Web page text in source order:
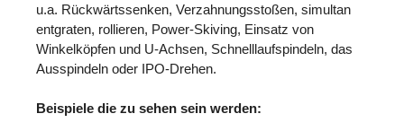
u.a. Rückwärtssenken, Verzahnungsstoßen, simultan
entgraten, rollieren, Power-Skiving, Einsatz von
Winkelköpfen und U-Achsen, Schnelllaufspindeln, das
Ausspindeln oder IPO-Drehen.
Beispiele die zu sehen sein werden: